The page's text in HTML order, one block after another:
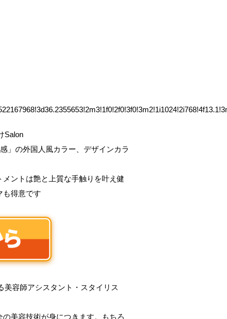
Salon
」の外国人風カラー、デザインカラ
ントは艶と上質な手触りを叶え健
も得意です
美容師アシスタント・スタイリス
美容技術が身につきます。もちろ